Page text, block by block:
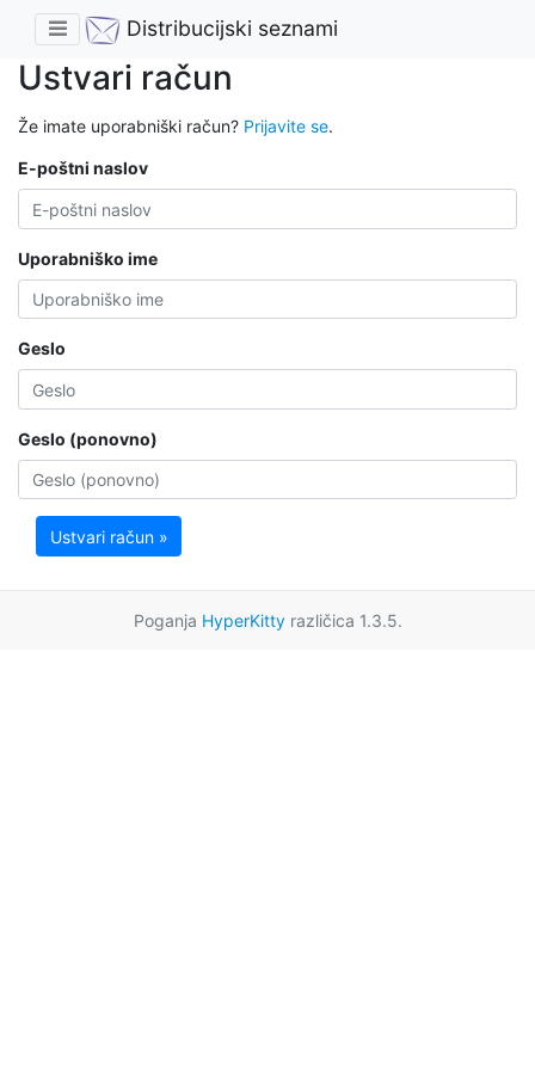
Distribucijski seznami
Ustvari račun
Že imate uporabniški račun? Prijavite se.
E-poštni naslov
Uporabniško ime
Geslo
Geslo (ponovno)
Ustvari račun »
Poganja HyperKittyrazličica 1.3.5.